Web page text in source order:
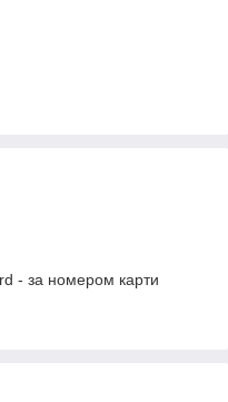
- за номером карти